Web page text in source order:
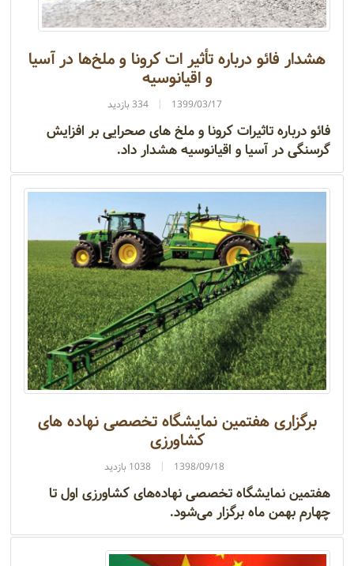
هشدار فائو درباره تأثیر ات کرونا و ملخ‌ها در آسیا
و اقیانوسیه
1399/03/17 334 بازدید
فائو درباره تاثیرات کرونا و ملخ های صحرایی بر افزایش
گرسنگی در آسیا و اقیانوسیه هشدار داد.
برگزاری هفتمین نمایشگاه تخصصی نهاده‌ های
کشاورزی
1398/09/18 1038 بازدید
هفتمین نمایشگاه تخصصی نهاده‌های کشاورزی اول تا
چهارم بهمن‌ ماه برگزار می‌شود.